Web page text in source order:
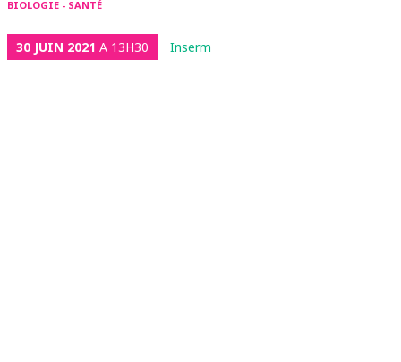
BIOLOGIE - SANTÉ
30 JUIN 2021 A 13H30 Inserm